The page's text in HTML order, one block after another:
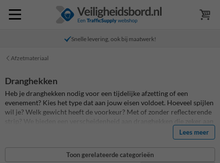
Snelle levering, ook bij maatwerk!
Afzetmateriaal
Dranghekken
Heb je dranghekken nodig voor een tijdelijke afzetting of een
evenement? Kies het type dat aan jouw eisen voldoet. Hoeveel spijlen
wil je? Welk gewicht heeft de voorkeur? Met of zonder reflecterende
strip? We bieden een verscheidenheid aan dranghekken die zeker aan
je behoeften zullen voldoen. Al onze dranghekken zijn gemaakt van
gegalvaniseerd staal met gelaste spijlen en verbindingspunten,
waardoor ze gemakkelijk aan elkaar te koppelen zijn. Bestel nu jouw
dranghekken online op Afzetmaterialen.nl
Lees meer
Toon gerelateerde categorieën